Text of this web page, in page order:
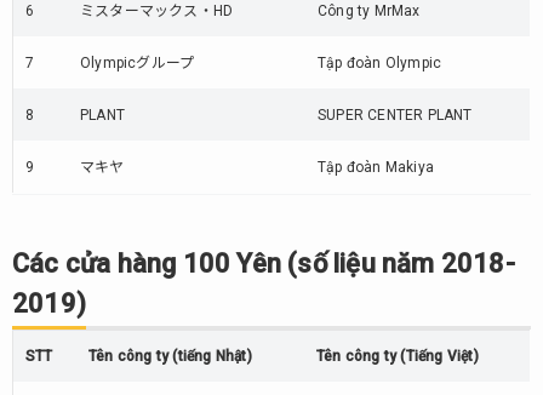
6 ミスターマックス・HD Công ty MrMax
7 Olympicグループ Tập đoàn Olympic
8 PLANT SUPER CENTER PLANT
9 マキヤ Tập đoàn Makiya
Các cửa hàng 100 Yên (số liệu năm 2018-
2019)
STT Tên công ty (tiếng Nhật) Tên công ty (Tiếng Việt)